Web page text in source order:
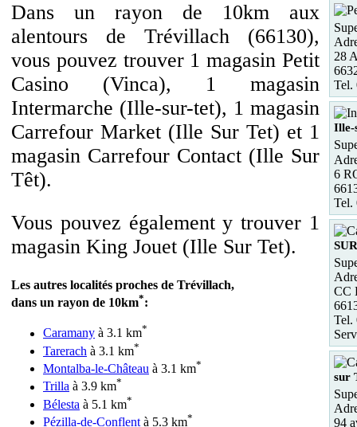
Dans un rayon de 10km aux
alentours de Trévillach (66130),
vous pouvez trouver 1 magasin Petit
Casino (Vinca), 1 magasin
Intermarche (Ille-sur-tet), 1 magasin
Carrefour Market (Ille Sur Tet) et 1
magasin Carrefour Contact (Ille Sur
Têt).
Vous pouvez également y trouver 1
magasin King Jouet (Ille Sur Tet).
Les autres localités proches de Trévillach,
dans un rayon de 10km*:
Caramany à 3.1 km*
Tarerach à 3.1 km*
Montalba-le-Château à 3.1 km*
Trilla à 3.9 km*
Bélesta à 5.1 km*
Pézilla-de-Conflent à 5.3 km*
28
Tel.
Ille-
6
Tel.
CC
Tel.
sur
94